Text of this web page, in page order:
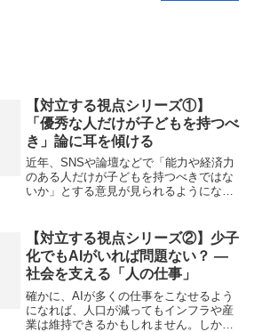
【対立する視点シリーズ①】
「優秀な人だけが子どもを持つべ
き」論に耳を傾ける
近年、SNSや論壇などで「能力や経済力
のある人だけが子どもを持つべきではな
いか」とする意見が見られるようになり
リアルな課題があります。たとえば、子
どもの貧困が深刻化して...
【対立する視点シリーズ②】少子
化でもAIがいれば問題ない？ ―
社会を支える「人の仕事」
確かに、AIが多くの仕事をこなせるよう
になれば、人口が減ってもインフラや産
業は維持できるかもしれません。しかし